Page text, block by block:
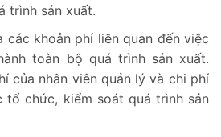
trình sản xuất.
các khoản phí liên quan đến việc
toàn bộ quá trình sản xuất.
của nhân viên quản lý và chi phí
tổ chức, kiểm soát quá trình sản